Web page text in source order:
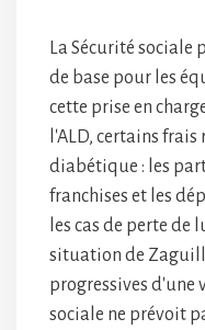
La Sécurité sociale
de base pour les
cette prise en
l'ALD, certains
diabétique : les
franchises et les
les cas de perte
situation de
progressives d'une
sociale ne prévoit